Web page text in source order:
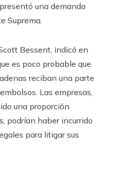
una demanda
Suprema.
Bessent, indicó en
es poco probable que
reciban una parte
Las empresas,
una proporción
podrían haber incurrido
para litigar sus